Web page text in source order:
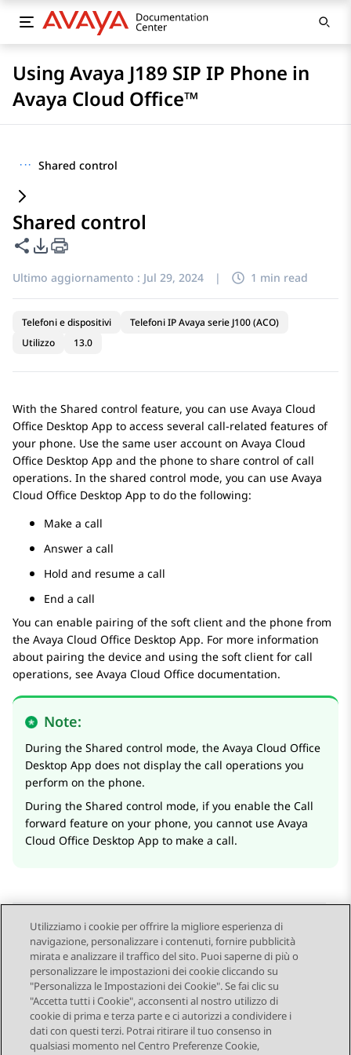
Using Avaya J189 SIP IP Phone in
Avaya Cloud Office™
··· Shared control
Shared control
Condividi questa pagina
Opzioni di esportazione PDF
Ultimo aggiornamento : Jul 29, 2024 | 1 min read
Telefoni e dispositivi
Telefoni IP Avaya serie J100 (ACO)
Utilizzo
13.0
With the Shared control feature, you can use Avaya Cloud
Office Desktop App to access several call-related features of
your phone. Use the same user account on Avaya Cloud
Office Desktop App and the phone to share control of call
operations. In the shared control mode, you can use Avaya
Cloud Office Desktop App to do the following:
Make a call
Answer a call
Hold and resume a call
End a call
You can enable pairing of the soft client and the phone from
the Avaya Cloud Office Desktop App. For more information
about pairing the device and using the soft client for call
operations, see Avaya Cloud Office documentation.
Note:
During the Shared control mode, the Avaya Cloud Office
Desktop App does not display the call operations you
perform on the phone.
During the Shared control mode, if you enable the Call
forward feature on your phone, you cannot use Avaya
Cloud Office Desktop App to make a call.
Send Feedback
Navigazione argomento
Argomento precedente Argomento successivo
Utilizziamo i cookie per offrire la migliore esperienza di
navigazione, personalizzare i contenuti, fornire pubblicità
mirata e analizzare il traffico del sito. Puoi saperne di più o
personalizzare le impostazioni dei cookie cliccando su
"Personalizza le Impostazioni dei Cookie". Se fai clic su
"Accetta tutti i Cookie", acconsenti al nostro utilizzo di
cookie di prima e terza parte e ci autorizzi a condividere i
dati con questi terzi. Potrai ritirare il tuo consenso in
qualsiasi momento nel Centro Preferenze Cookie,